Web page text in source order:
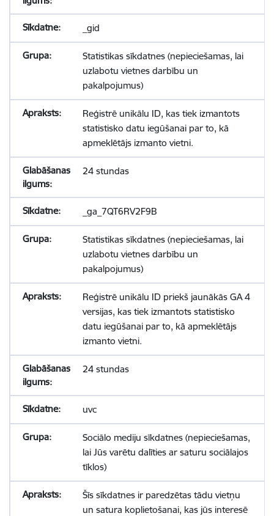
_gid
Statistikas sīkdatnes (nepieciešamas, lai
uzlabotu vietnes darbību un
pakalpojumus)
Reģistrē unikālu ID, kas tiek izmantots
statistisko datu iegūšanai par to, kā
apmeklētājs izmanto vietni.
24 stundas
_ga_7QT6RV2F9B
Statistikas sīkdatnes (nepieciešamas, lai
uzlabotu vietnes darbību un
pakalpojumus)
Reģistrē unikālu ID priekš jaunākās GA 4
versijas, kas tiek izmantots statistisko
datu iegūšanai par to, kā apmeklētājs
izmanto vietni.
24 stundas
uvc
Sociālo mediju sīkdatnes (nepieciešamas,
lai Jūs varētu dalīties ar saturu sociālajos
tīklos)
Šīs sīkdatnes ir paredzētas tādu vietņu
un satura koplietošanai, kas jūs interesē